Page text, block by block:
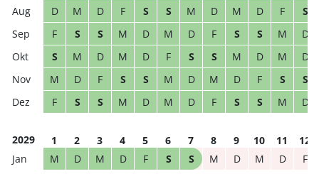
D
M D F S S M D M D F
S
F
S S M D M D F S S M
D
S
M D M D F S S M D M
D
M
D F S S M D M D F S
S
F
S S M D M D F S S M D
2029 1 2 3 4 5 6 7 8 9 10 11
12
M
D M D F S S M D M D F